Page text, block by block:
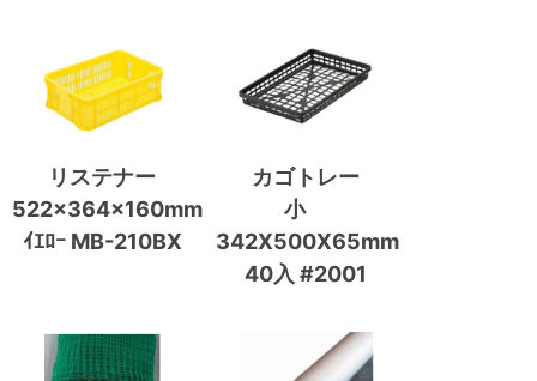
リステナー
522×364×160mm
ｲｴﾛｰ MB-210BX
カゴトレー
小
342X500X65mm
40入 #2001